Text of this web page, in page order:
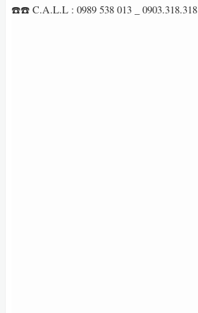
☎️☎️ C.A.L.L : 0989 538 013 _ 0903.318.318